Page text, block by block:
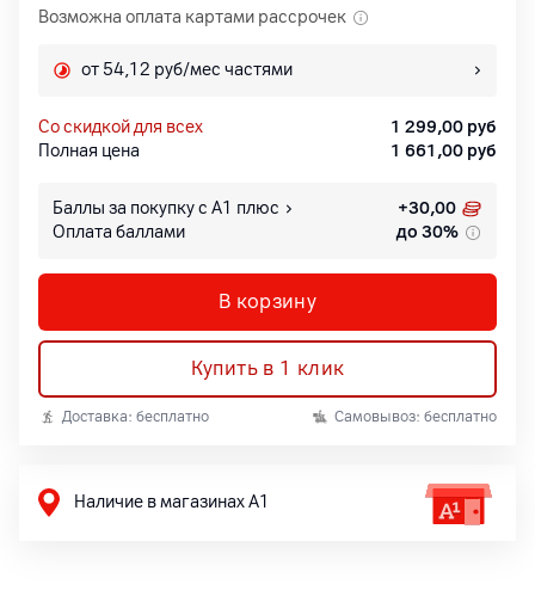
Возможна оплата картами рассрочек
от 54,12 руб/мес частями
со скидкой для всех 1 299,00 руб
Полная цена
1 661,00 руб
Баллы за покупку с А1 плюс +30,00
Оплата баллами
до 30%
В корзину
Купить в 1 клик
Доставка: бесплатно Самовывоз: бесплатно
Наличие в магазинах А1